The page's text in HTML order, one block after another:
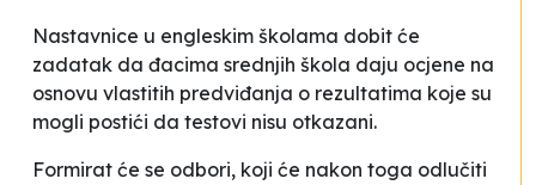
Nastavnice u engleskim školama dobit će
zadatak da đacima srednjih škola daju ocjene na
osnovu vlastitih predviđanja o rezultatima koje su
mogli postići da testovi nisu otkazani.
Formirat će se odbori, koji će nakon toga odlučiti